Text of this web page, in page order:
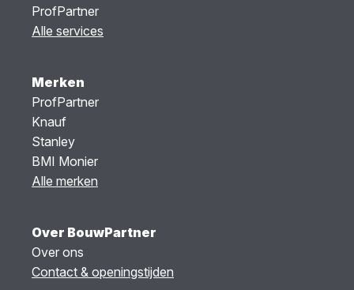
ProfPartner
Alle services
Merken
ProfPartner
Knauf
Stanley
BMI Monier
Alle merken
Over BouwPartner
Over ons
Contact & openingstijden